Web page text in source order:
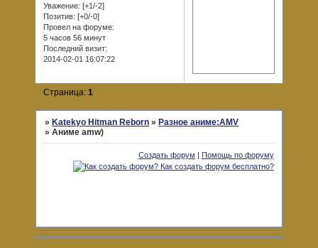
Уважение: [+1/-2]
Позитив: [+0/-0]
Провел на форуме:
5 часов 56 минут
Последний визит:
2014-02-01 16:07:22
Страница:1
» Katekyo Hitman Reborn » Разное аниме:AMV
»Аниме amw)
Создать форум | Помощь по форуму